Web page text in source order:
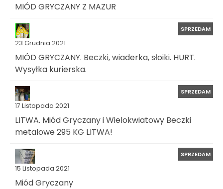
MIÓD GRYCZANY Z MAZUR
23 Grudnia 2021
SPRZEDAM
MIÓD GRYCZANY. Beczki, wiaderka, słoiki. HURT.
Wysyłka kurierska.
17 Listopada 2021
SPRZEDAM
LITWA. Miód Gryczany i Wielokwiatowy Beczki
metalowe 295 KG LITWA!
15 Listopada 2021
SPRZEDAM
Miód Gryczany